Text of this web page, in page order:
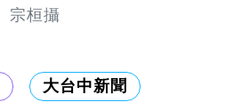
宗桓攝
大台中新聞